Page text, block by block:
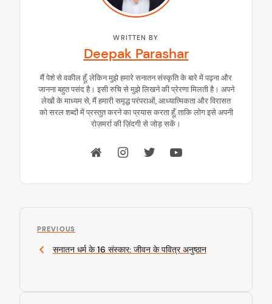
WRITTEN BY
Deepak Parashar
मैं पेशे से वकील हूँ, लेकिन मुझे हमारे सनातन संस्कृति के बारे में पढ़ना और
जानना बहुत पसंद है। इसी रुचि से मुझे लिखने की प्रेरणा मिलती है। अपने
लेखों के माध्यम से, मैं हमारी समृद्ध परंपराओं, आध्यात्मिकता और विरासत
को सरल शब्दों में प्रस्तुत करने का प्रयास करता हूँ, ताकि लोग इसे अपनी
रोज़मर्रा की ज़िंदगी से जोड़ सकें।
P
n
P
o
PREVIOUS
सनातन धर्म के 16 संस्कार: जीवन के पवित्र अनुष्ठान